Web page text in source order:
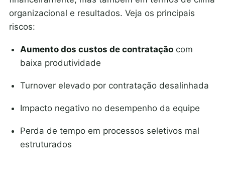
organizacional e resultados. Veja os principais
riscos:
Aumento dos custos de contrataçãocom
baixa produtividade
Turnover elevado por contratação desalinhada
Impacto negativo no desempenho da equipe
Perda de tempo em processos seletivos mal
estruturados